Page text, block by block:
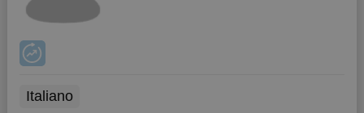
Italiano